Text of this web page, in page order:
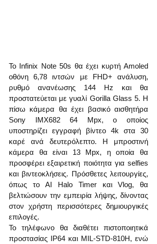
Το Infinix Note 50s θα έχει κυρτή Amoled
οθόνη 6,78 ιντσών με FHD+ ανάλυση,
ρυθμό ανανέωσης 144 Hz και θα
προστατεύεται με γυαλί Gorilla Glass 5. Η
πίσω κάμερα θα έχει βασικό αισθητήρα
Sony IMX682 64 Mpx, ο οποίος
υποστηρίζει εγγραφή βίντεο 4k στα 30
καρέ ανά δευτερόλεπτο. Η μπροστινή
κάμερα θα είναι 13 Mpx, η οποία θα
προσφέρει εξαιρετική ποιότητα για selfies
και βιντεοκλήσεις. Πρόσθετες λειτουργίες,
όπως το AI Halo Timer και Vlog, θα
βελτιώσουν την εμπειρία λήψης, δίνοντας
στον χρήστη περισσότερες δημιουργικές
επιλογές.
Το τηλέφωνο θα διαθέτει πιστοποιητικά
προστασίας IP64 και MIL-STD-810H, ενώ